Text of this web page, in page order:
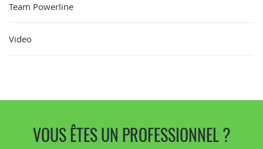
Team Powerline
Video
VOUS ÊTES UN PROFESSIONNEL ?